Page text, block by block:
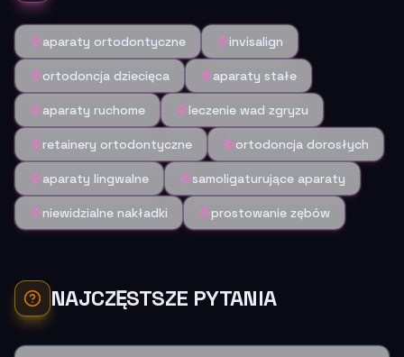
aparaty ortodontyczne invisalign
ortodoncja dziecięca aparaty stałe
aparaty ruchome leczenie wad zgryzu
retainery ortodontyczne ortodoncja dorosłych
aparaty lingwalne samoligaturujące aparaty
niewidzialne nakładki prostowanie zębów
NAJCZĘSTSZE PYTANIA